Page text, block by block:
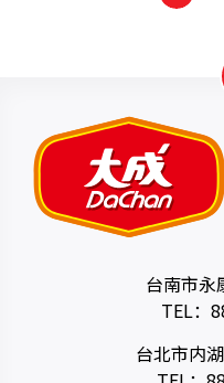
台南市永
TEL：
台北市内